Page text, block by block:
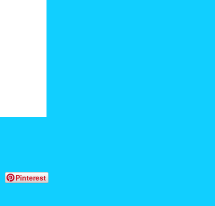
Pinterest